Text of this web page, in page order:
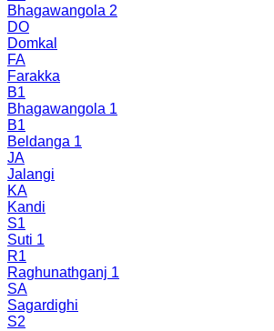
Bhagawangola 2
DO
Domkal
FA
Farakka
B1
Bhagawangola 1
B1
Beldanga 1
JA
Jalangi
KA
Kandi
S1
Suti 1
R1
Raghunathganj 1
SA
Sagardighi
S2